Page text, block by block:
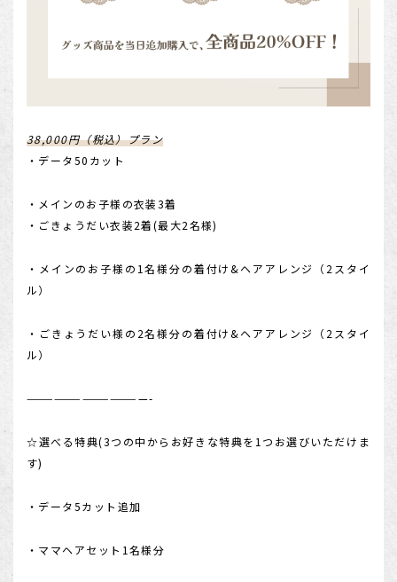
38,000円（税込）プラン
・データ50カット
・メインのお子様の衣装3着
・ごきょうだい衣装2着(最大2名様)
・メインのお子様の1名様分の着付け&ヘアアレンジ（2スタイ
ル）
・ごきょうだい様の2名様分の着付け&ヘアアレンジ（2スタイ
ル）
—————————————-
☆選べる特典(3つの中からお好きな特典を1つお選びいただけま
す)
・データ5カット追加
・ママヘアセット1名様分